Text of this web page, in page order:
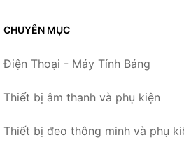
CHUYÊN MỤC
Điện Thoại - Máy Tính Bảng
Thiết bị âm thanh và phụ kiện
Thiết bị đeo thông minh và phụ